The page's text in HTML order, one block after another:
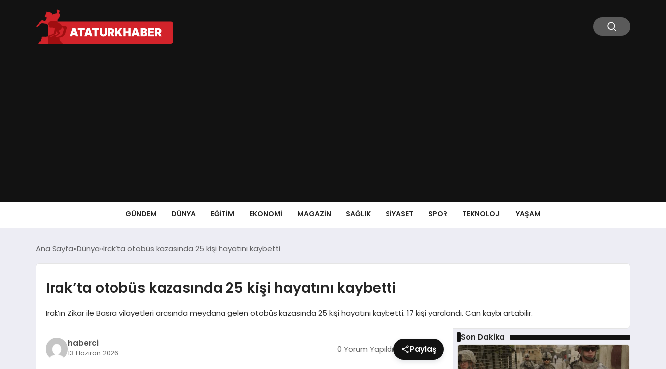
GÜNDEM DÜNYA EĞITIM EKONOMI MAGAZIN SAĞLIK SIYASET SPOR TEKNOLOJI YAŞAM
Ana Sayfa Dünya Irak’ta otobüs kazasında 25 kişi hayatını kaybetti
Irak’ta otobüs kazasında 25 kişi hayatını kaybetti
Irak’ın Zikar ile Basra vilayetleri arasında meydana gelen otobüs kazasında 25 kişi hayatını kaybetti, 17 kişi yaralandı. Can kaybı artabilir.
haberci
13 Haziran 2026 0 Yorum Yapıldı Paylaş
Son Dakika